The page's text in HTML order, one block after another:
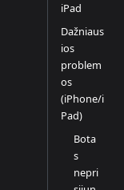
iPad
Dažniaus
ios
problem
os
(iPhone/i
Pad)
Bota
s
nepri